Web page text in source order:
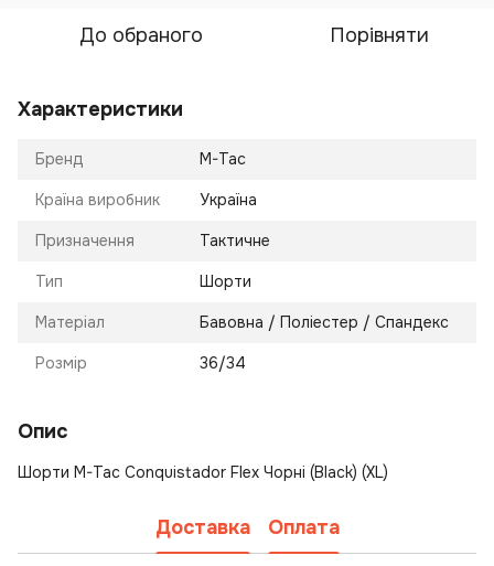
До обраного Порівняти
Характеристики
Бренд M-Tac
Країна виробник Україна
Призначення Тактичне
Тип Шорти
Матеріал Бавовна / Поліестер / Спандекс
Розмір 36/34
Опис
Шорти M-Tac Conquistador Flex Чорні (Black) (XL)
Доставка Оплата